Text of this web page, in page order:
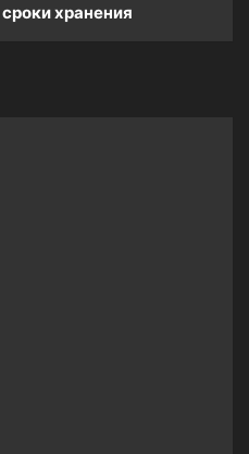
хранения